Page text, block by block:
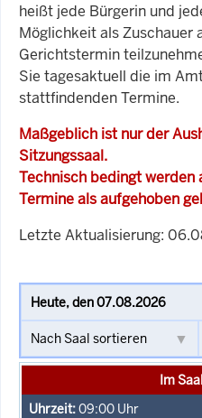
heißt jede Bürgerin und
Möglichkeit als Zuschauer
Gerichtstermin
Sie tagesaktuell die im
stattfindenden Termine.
Maßgeblich ist nur der
Sitzungssaal.
Technisch bedingt werden
Termine als aufgehoben
Letzte Aktualisierung:
Im
09:00 Uhr